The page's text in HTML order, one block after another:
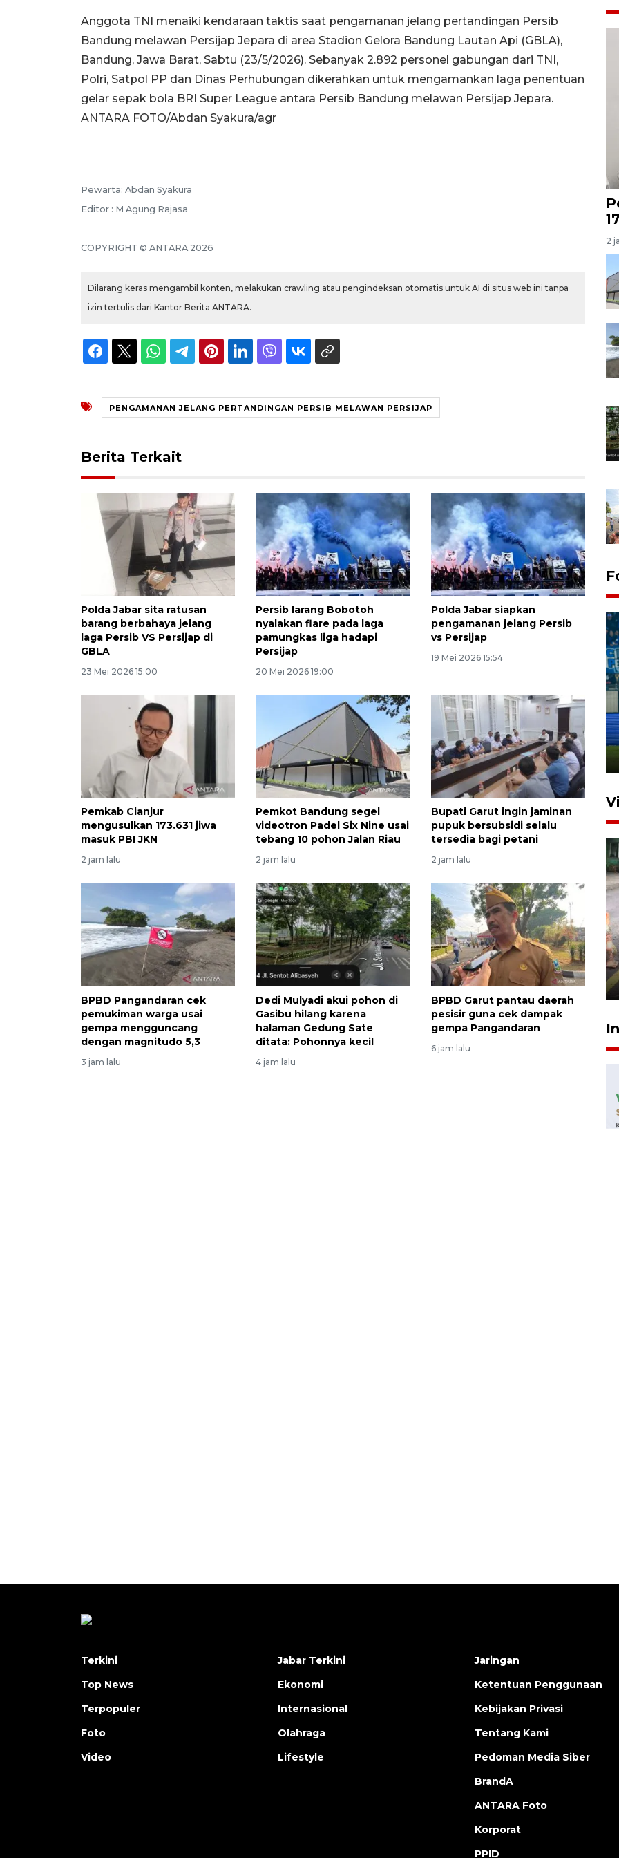
Anggota TNI menaiki kendaraan taktis saat pengamanan jelang pertandingan Persib
Bandung melawan Persijap Jepara di area Stadion Gelora Bandung Lautan Api (GBLA),
Bandung, Jawa Barat, Sabtu (23/5/2026). Sebanyak 2.892 personel gabungan dari TNI,
Polri, Satpol PP dan Dinas Perhubungan dikerahkan untuk mengamankan laga penentuan
gelar sepak bola BRI Super League antara Persib Bandung melawan Persijap Jepara.
ANTARA FOTO/Abdan Syakura/agr
Pewarta: Abdan Syakura
Editor : M Agung Rajasa
COPYRIGHT © ANTARA 2026
Dilarang keras mengambil konten, melakukan crawling atau pengindeksan otomatis untuk AI di situs web ini tanpa
izin tertulis dari Kantor Berita ANTARA.
PENGAMANAN JELANG PERTANDINGAN PERSIB MELAWAN PERSIJAP
Berita Terkait
Polda Jabar sita ratusan
barang berbahaya jelang
laga Persib VS Persijap di
GBLA
23 Mei 2026 15:00
Persib larang Bobotoh
nyalakan flare pada laga
pamungkas liga hadapi
Persijap
20 Mei 2026 19:00
Polda Jabar siapkan
pengamanan jelang Persib
vs Persijap
19 Mei 2026 15:54
Pemkab Cianjur
mengusulkan 173.631 jiwa
masuk PBI JKN
2 jam lalu
Pemkot Bandung segel
videotron Padel Six Nine usai
tebang 10 pohon Jalan Riau
2 jam lalu
Bupati Garut ingin jaminan
pupuk bersubsidi selalu
tersedia bagi petani
2 jam lalu
BPBD Pangandaran cek
pemukiman warga usai
gempa mengguncang
dengan magnitudo 5,3
3 jam lalu
Dedi Mulyadi akui pohon di
Gasibu hilang karena
halaman Gedung Sate
ditata: Pohonnya kecil
4 jam lalu
BPBD Garut pantau daerah
pesisir guna cek dampak
gempa Pangandaran
6 jam lalu
2
Penutupan latihan bela negara
dan manajerial SPPI di
Balikpapan
31 Juli 2026 18:01
Pigai: Penangkapan begal
tetap kewenangan aparat
penegak hukum
29 Juli 2026 00:31
Terkini
Top News
Terpopuler
Foto
Video
Jabar Terkini
Ekonomi
Internasional
Olahraga
Lifestyle
Jaringan
Ketentuan Penggunaan
Kebijakan Privasi
Tentang Kami
Pedoman Media Siber
BrandA
ANTARA Foto
Korporat
PPID